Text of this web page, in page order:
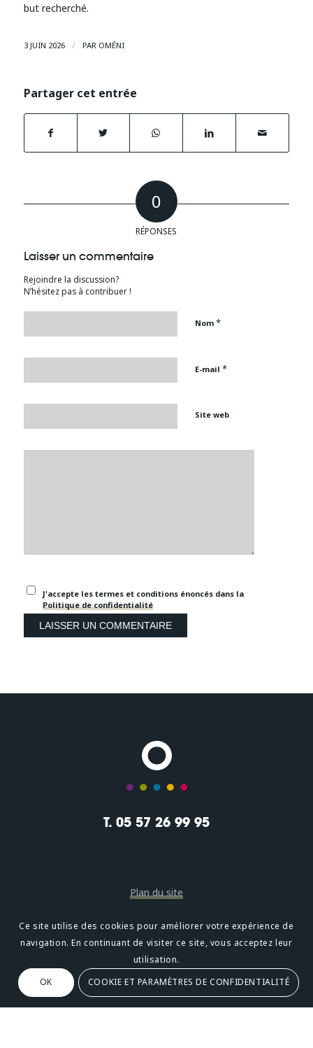
but recherché.
3 JUIN 2026 / PAR OMÉNI
Partager cet entrée
0
RÉPONSES
Laisser un commentaire
Rejoindre la discussion?
N’hésitez pas à contribuer !
Nom *
E-mail *
Site web
J'accepte les termes et conditions énoncés dans la
Politique de confidentialité
T. 05 57 26 99 95
Plan du site
Mentions légales
Confidentialité
Oméni2, avenue Léonard de Vinci 33600 PESSAC
Ce site utilise des cookies pour améliorer votre expérience de
navigation. En continuant de visiter ce site, vous acceptez leur
utilisation.
OK
COOKIE ET PARAMÈTRES DE CONFIDENTIALITÉ